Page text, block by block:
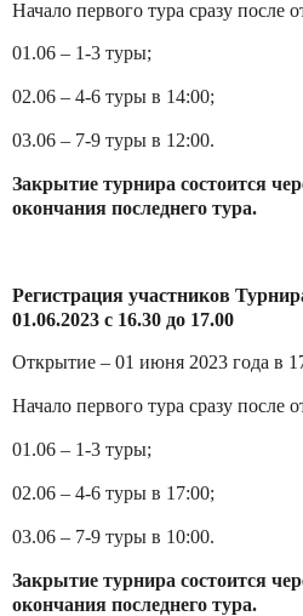
Начало первого тура сразу после
01.06 – 1-3 туры;
02.06 – 4-6 туры в 14:00;
03.06 – 7-9 туры в 12:00.
Закрытие турнира состоится
окончания последнего тура.
Регистрация участников
01.06.2023 с 16.30 до 17.00
Открытие – 01 июня 2023 года в
Начало первого тура сразу после
01.06 – 1-3 туры;
02.06 – 4-6 туры в 17:00;
03.06 – 7-9 туры в 10:00.
Закрытие турнира состоится
окончания последнего тура.